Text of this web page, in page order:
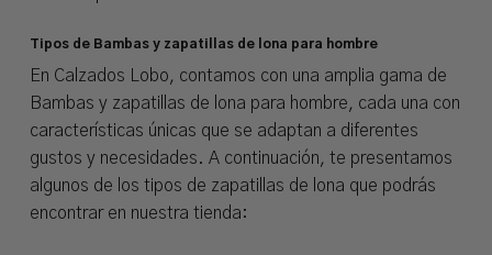
Tipos de Bambas y zapatillas de lona para hombre
En Calzados Lobo, contamos con una amplia gama de
Bambas y zapatillas de lona para hombre, cada una con
características únicas que se adaptan a diferentes
gustos y necesidades. A continuación, te presentamos
algunos de los tipos de zapatillas de lona que podrás
encontrar en nuestra tienda: